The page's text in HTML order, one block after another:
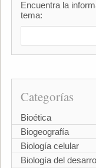
Encuentra la
tema:
Categorías
Bioética
Biogeografía
Biología celular
Biología del